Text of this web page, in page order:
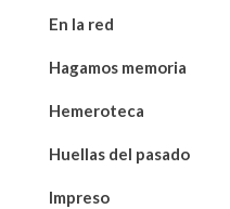
En la red
Hagamos memoria
Hemeroteca
Huellas del pasado
Impreso